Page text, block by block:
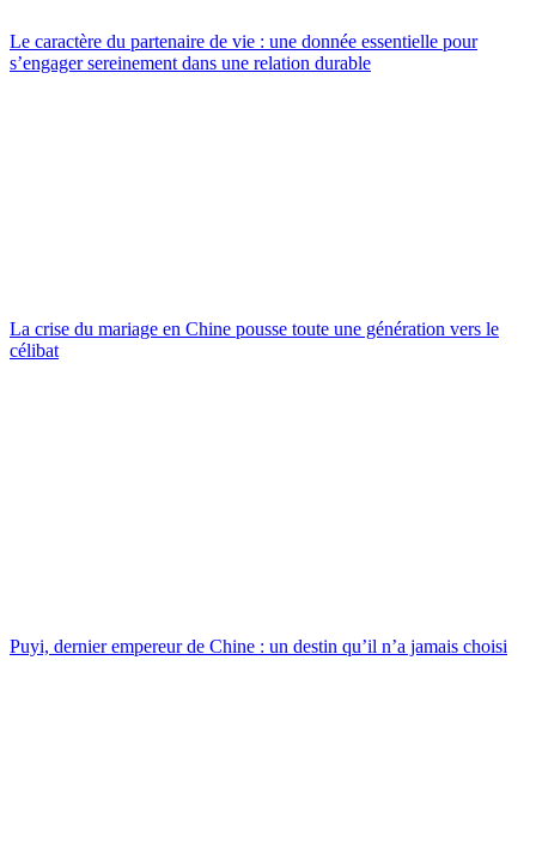
Le caractère du partenaire de vie : une donnée essentielle pour
s’engager sereinement dans une relation durable
La crise du mariage en Chine pousse toute une génération vers le
célibat
Puyi, dernier empereur de Chine : un destin qu’il n’a jamais choisi